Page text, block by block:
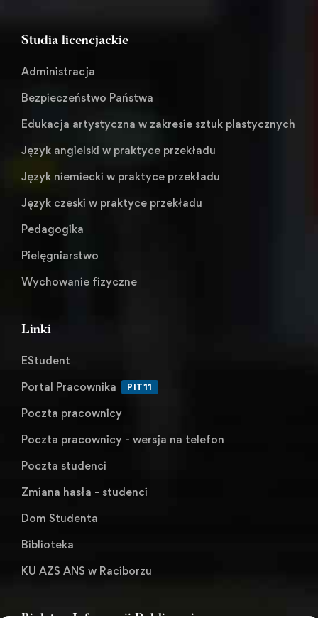
Studia licencjackie
Administracja
Bezpieczeństwo Państwa
Edukacja artystyczna w zakresie sztuk plastycznych
Język angielski w praktyce przekładu
Język niemiecki w praktyce przekładu
Język czeski w praktyce przekładu
Pedagogika
Pielęgniarstwo
Wychowanie fizyczne
Linki
EStudent
Portal Pracownika
PIT11
Poczta pracownicy
Poczta pracownicy - wersja na telefon
Poczta studenci
Zmiana hasła - studenci
Dom Studenta
Biblioteka
KU AZS ANS w Raciborzu